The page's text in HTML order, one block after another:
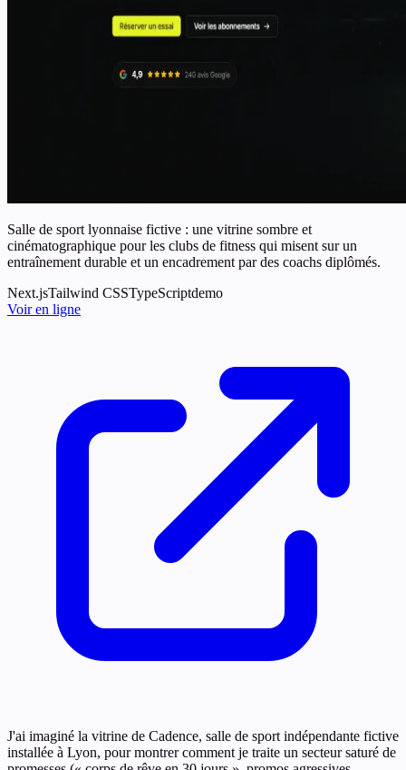
Salle de sport lyonnaise fictive : une vitrine sombre et
cinématographique pour les clubs de fitness qui misent sur un
entraînement durable et un encadrement par des coachs diplômés.
Next.jsTailwind CSSTypeScriptdemo
Voir en ligne
J'ai imaginé la vitrine de Cadence, salle de sport indépendante fictive
installée à Lyon, pour montrer comment je traite un secteur saturé de